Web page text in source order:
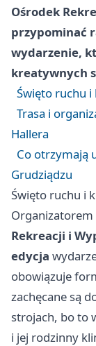
Ośrodek
przypominać
wydarzenie,
kreatywnych
Święto ruchu
Trasa i
Hallera
Co otrzymają
Grudziądzu
Święto ruchu i
Rekreacji i
edycja
obowiązuje
zachęcane są
strojach, bo to
i jej rodzinny